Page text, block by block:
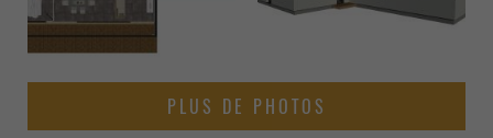
PLUS DE PHOTOS